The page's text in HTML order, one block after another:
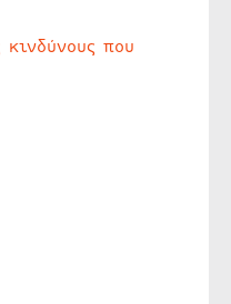
που